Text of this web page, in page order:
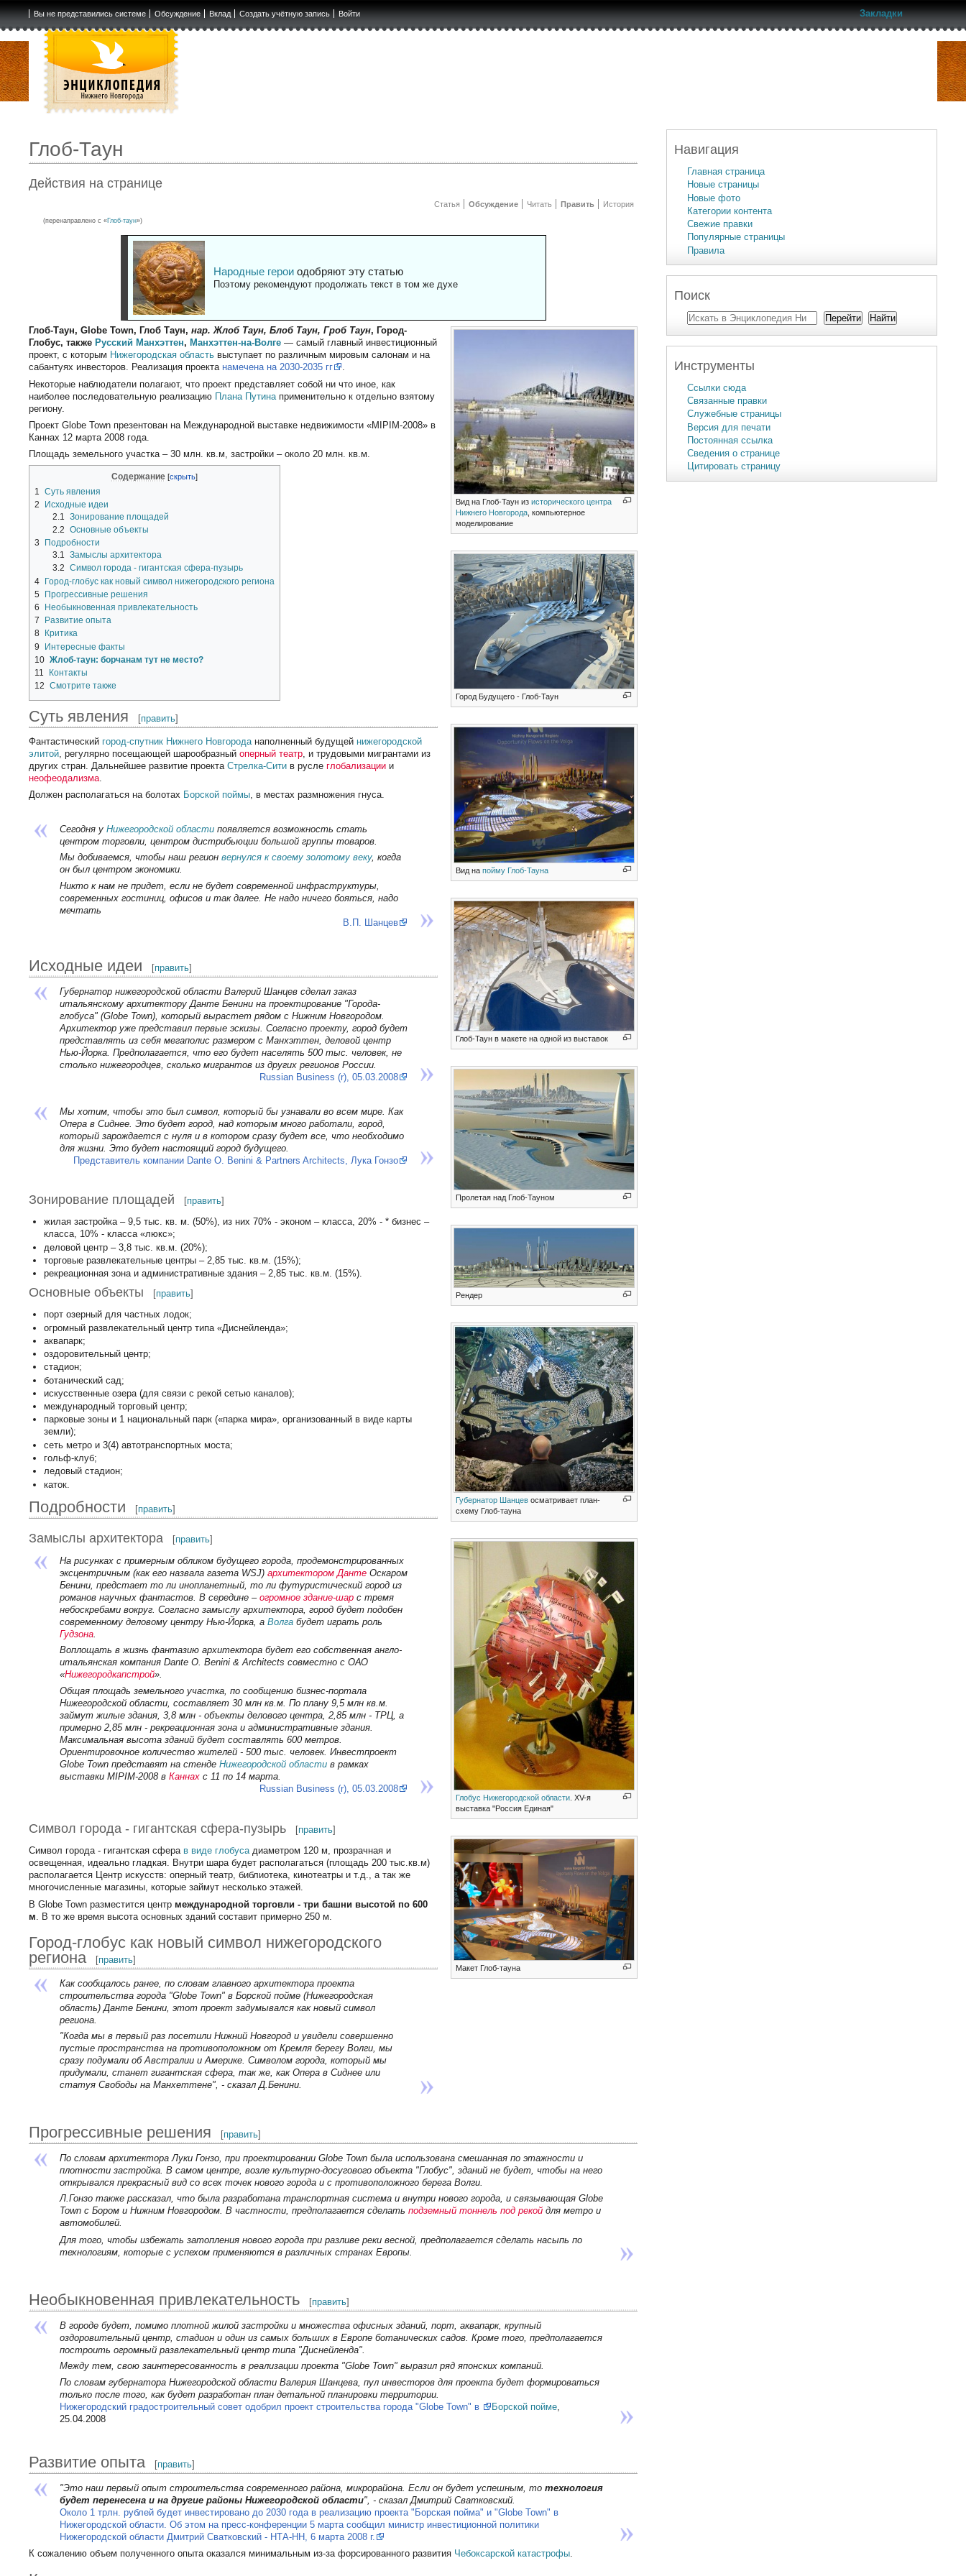
Вы не представились системе Обсуждение Вклад Создать учётную запись Войти Закладки
Глоб-Таун
Действия на странице
Статья Обсуждение Читать Править История
(перенаправлено с «Глоб-таун»)
Народные героиодобряют эту статью
Поэтому рекомендуют продолжать текст в том же духе
Вид на Глоб-Таун изисторического центра
Нижнего Новгорода , компьютерное
моделирование
Город Будущего - Глоб-Таун
Вид напойму Глоб-Тауна
Глоб-Таун в макете на одной из выставок
Пролетая над Глоб-Тауном
Рендер
Губернатор Шанцев осматривает план-
схему Глоб-тауна
Глобус Нижегородской области . XV-я
выставка "Россия Единая"
Макет Глоб-тауна
Глоб-Таун, Globe Town, Глоб Таун,нар. Жлоб Таун, Блоб Таун, Гроб Таун, Город-
Глобус, также Русский Манхэттен, Манхэттен-на-Волге — самый главный инвестиционный
проект, с которым Нижегородская область выступает по различным мировым салонам и на
сабантуях инвесторов. Реализация проекта намечена на 2030-2035 гг
.
Некоторые наблюдатели полагают, что проект представляет собой ни что иное, как
наиболее последовательную реализацию Плана Путина применительно к отдельно взятому
региону.
Проект Globe Town презентован на Международной выставке недвижимости «MIPIM-2008» в
Каннах 12 марта 2008 года.
Площадь земельного участка – 30 млн. кв.м, застройки – около 20 млн. кв.м.
Содержание
1
Суть явления
2
Исходные идеи
2.1
Зонирование площадей
2.2 Основные объекты
3
Подробности
3.1 Замыслы архитектора
3.2 Символ города - гигантская сфера-пузырь
4 Город-глобус как новый символ нижегородского региона
5 Прогрессивные решения
6
Необыкновенная привлекательность
7
Развитие опыта
8
Критика
9
Интересные факты
10 Жлоб-таун: борчанам тут не место?
11
Контакты
12 Смотрите также
Суть явления [править]
Фантастический город-спутник Нижнего Новгорода наполненный будущей нижегородской
элитой , регулярно посещающей шарообразныйоперный театр , и трудовыми мигрантами из
других стран. Дальнейшее развитие проектаСтрелка-Сити в руслеглобализации и
неофеодализма
Должен располагаться на болотах Борской поймы, в местах размножения гнуса.
Сегодня у Нижегородской областипоявляется возможность стать
центром торговли, центром дистрибьюции большой группы товаров.
Мы добиваемся, чтобы наш регион вернулся к своему золотому веку, когда
он был центром экономики.
Никто к нам не придет, если не будет современной инфраструктуры,
современных гостиниц, офисов и так далее. Не надо ничего бояться, надо
мечтать
В.П. Шанцев
Исходные идеи [править]
Губернатор нижегородской области Валерий Шанцев сделал заказ
итальянскому архитектору Данте Бенини на проектирование "Города-
глобуса" (Globe Town), который вырастет рядом с Нижним Новгородом.
Архитектор уже представил первые эскизы. Согласно проекту, город будет
представлять из себя мегаполис размером с Манхэттен, деловой центр
Нью-Йорка. Предполагается, что его будет населять 500 тыс. человек, не
столько нижегородцев, сколько мигрантов из других регионов России.
Russian Business (r), 05.03.2008
Мы хотим, чтобы это был символ, который бы узнавали во всем мире. Как
Опера в Сиднее. Это будет город, над которым много работали, город,
который зарождается с нуля и в котором сразу будет все, что необходимо
для жизни. Это будет настоящий город будущего.
Представитель компании Dante O. Benini & Partners Architects, Лука Гонзо
Зонирование площадей [править]
жилая застройка – 9,5 тыс. кв. м. (50%), из них 70% - эконом – класса, 20% - * бизнес –
класса, 10% - класса «люкс»;
деловой центр – 3,8 тыс. кв.м. (20%);
торговые развлекательные центры – 2,85 тыс. кв.м. (15%);
рекреационная зона и административные здания – 2,85 тыс. кв.м. (15%).
Основные объекты [править]
порт озерный для частных лодок;
огромный развлекательный центр типа «Диснейленда»;
аквапарк;
оздоровительный центр;
стадион;
ботанический сад;
искусственные озера (для связи с рекой сетью каналов);
международный торговый центр;
парковые зоны и 1 национальный парк («парка мира», организованный в виде карты
земли);
сеть метро и 3(4) автотранспортных моста;
гольф-клуб;
ледовый стадион;
каток.
Подробности [править]
Замыслы архитектора [править]
На рисунках с примерным обликом будущего города, продемонстрированных
эксцентричным (как его назвала газета WSJ) архитектором ДантеОскаром
Бенини, предстает то ли инопланетный, то ли футуристический город из
романов научных фантастов. В середине – огромное здание-шарс тремя
небоскребами вокруг. Согласно замыслу архитектора, город будет подобен
современному деловому центру Нью-Йорка, а Волгабудет играть роль
Гудзона.
Воплощать в жизнь фантазию архитектора будет его собственная англо-
итальянская компания Dante O. Benini & Architects совместно с ОАО
«Нижегородкапстрой».
Общая площадь земельного участка, по сообщению бизнес-портала
Нижегородской области, составляет 30 млн кв.м. По плану 9,5 млн кв.м.
займут жилые здания, 3,8 млн - объекты делового центра, 2,85 млн - ТРЦ, а
примерно 2,85 млн - рекреационная зона и административные здания.
Максимальная высота зданий будет составлять 600 метров.
Ориентировочное количество жителей - 500 тыс. человек. Инвестпроект
Globe Town представят на стенде Нижегородской областив рамках
выставки MIPIM-2008 в Каннахс 11 по 14 марта.
Russian Business (r), 05.03.2008
Символ города - гигантская сфера-пузырь [править]
Символ города - гигантская сфера в виде глобусадиаметром 120 м, прозрачная и
освещенная, идеально гладкая. Внутри шара будет располагаться (площадь 200 тыс.кв.м)
располагается Центр искусств: оперный театр, библиотека, кинотеатры и т.д., а так же
многочисленные магазины, которые займут несколько этажей.
В Globe Town разместится центр международной торговли - три башни высотой по 600
м . В то же время высота основных зданий составит примерно 250 м.
Город-глобус как новый символ нижегородского
региона
[править]
Как сообщалось ранее, по словам главного архитектора проекта
строительства города "Globe Town" в Борской пойме (Нижегородская
область) Данте Бенини, этот проект задумывался как новый символ
региона.
"Когда мы в первый раз посетили Нижний Новгород и увидели совершенно
пустые пространства на противоположном от Кремля берегу Волги, мы
сразу подумали об Австралии и Америке. Символом города, который мы
придумали, станет гигантская сфера, так же, как Опера в Сиднее или
статуя Свободы на Манхеттене", - сказал Д.Бенини.
Прогрессивные решения [править]
По словам архитектора Луки Гонзо, при проектировании Globe Town была использована смешанная по этажности и
плотности застройка. В самом центре, возле культурно-досугового объекта "Глобус", зданий не будет, чтобы на него
открывался прекрасный вид со всех точек нового города и с противоположного берега Волги.
Л.Гонзо также рассказал, что была разработана транспортная система и внутри нового города, и связывающая Globe
Town с Бором и Нижним Новгородом. В частности, предполагается сделать подземный тоннель под рекойдля метро и
автомобилей.
Для того, чтобы избежать затопления нового города при разливе реки весной, предполагается сделать насыпь по
технологиям, которые с успехом применяются в различных странах Европы.
Необыкновенная привлекательность [править]
В городе будет, помимо плотной жилой застройки и множества офисных зданий, порт, аквапарк, крупный
оздоровительный центр, стадион и один из самых больших в Европе ботанических садов. Кроме того, предполагается
построить огромный развлекательный центр типа "Диснейленда".
Между тем, свою заинтересованность в реализации проекта "Globe Town" выразил ряд японских компаний.
По словам губернатора Нижегородской области Валерия Шанцева, пул инвесторов для проекта будет формироваться
только после того, как будет разработан план детальной планировки территории.
Нижегородский градостроительный совет одобрил проект строительства города "Globe Town" в
Борской пойме,
25.04.2008
Развитие опыта [править]
"Это наш первый опыт строительства современного района, микрорайона. Если он будет успешным, то технология
будет перенесена и на другие районы Нижегородской области", - сказал Дмитрий Сватковский.
Около 1 трлн. рублей будет инвестировано до 2030 года в реализацию проекта "Борская пойма" и "Globe Town" в
Нижегородской области. Об этом на пресс-конференции 5 марта сообщил министр инвестиционной политики
Нижегородской области Дмитрий Сватковский - НТА-НН, 6 марта 2008 г.
К сожалению объем полученного опыта оказался минимальным из-за форсированного развития Чебоксарской катастрофы.
Навигация
Главная страница
Новые страницы
Новые фото
Категории контента
Свежие правки
Популярные страницы
Правила
Поиск
Инструменты
Ссылки сюда
Связанные правки
Служебные страницы
Версия для печати
Постоянная ссылка
Сведения о странице
Цитировать страницу